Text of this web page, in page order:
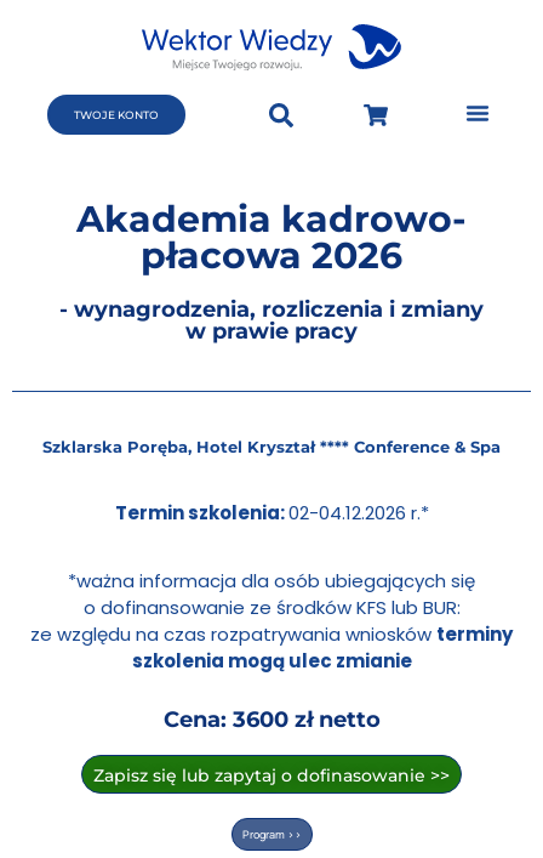
TWOJE KONTO
Akademia kadrowo-
płacowa 2026
- wynagrodzenia, rozliczenia i zmiany
w prawie pracy
Szklarska Poręba, Hotel Kryształ **** Conference & Spa
Termin szkolenia:02-04.12.2026 r.*
*ważna informacja dla osób ubiegających się
o dofinansowanie ze środków KFS lub BUR:
ze względu na czas rozpatrywania wniosków terminy
szkolenia mogą ulec zmianie
Cena: 3600 zł netto
Zapisz się lub zapytaj o dofinasowanie >>
Program >>